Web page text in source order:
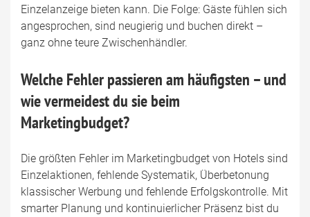
Einzelanzeige bieten kann. Die Folge: Gäste fühlen sich
angesprochen, sind neugierig und buchen direkt –
ganz ohne teure Zwischenhändler.
Welche Fehler passieren am häufigsten – und
wie vermeidest du sie beim
Marketingbudget?
Die größten Fehler im Marketingbudget von Hotels sind
Einzelaktionen, fehlende Systematik, Überbetonung
klassischer Werbung und fehlende Erfolgskontrolle. Mit
smarter Planung und kontinuierlicher Präsenz bist du